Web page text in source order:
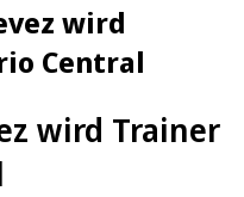
wird
Central
wird Trainer